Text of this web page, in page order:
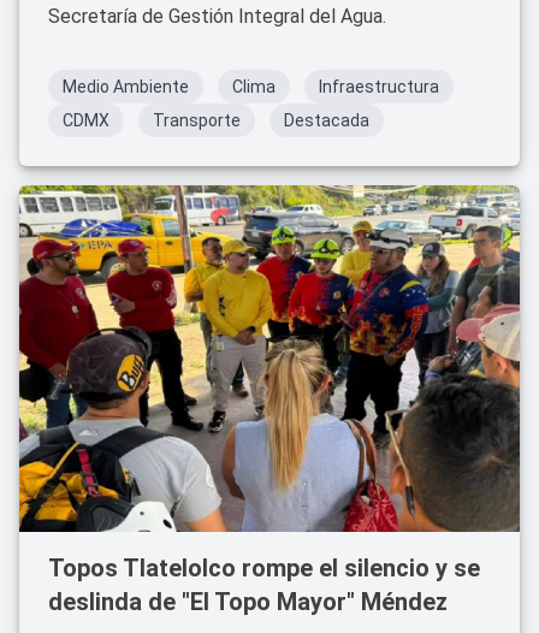
Secretaría de Gestión Integral del Agua.
Medio Ambiente Clima
Infraestructura
CDMX
Transporte Destacada
Topos Tlatelolco rompe el silencio y se
deslinda de "El Topo Mayor" Méndez